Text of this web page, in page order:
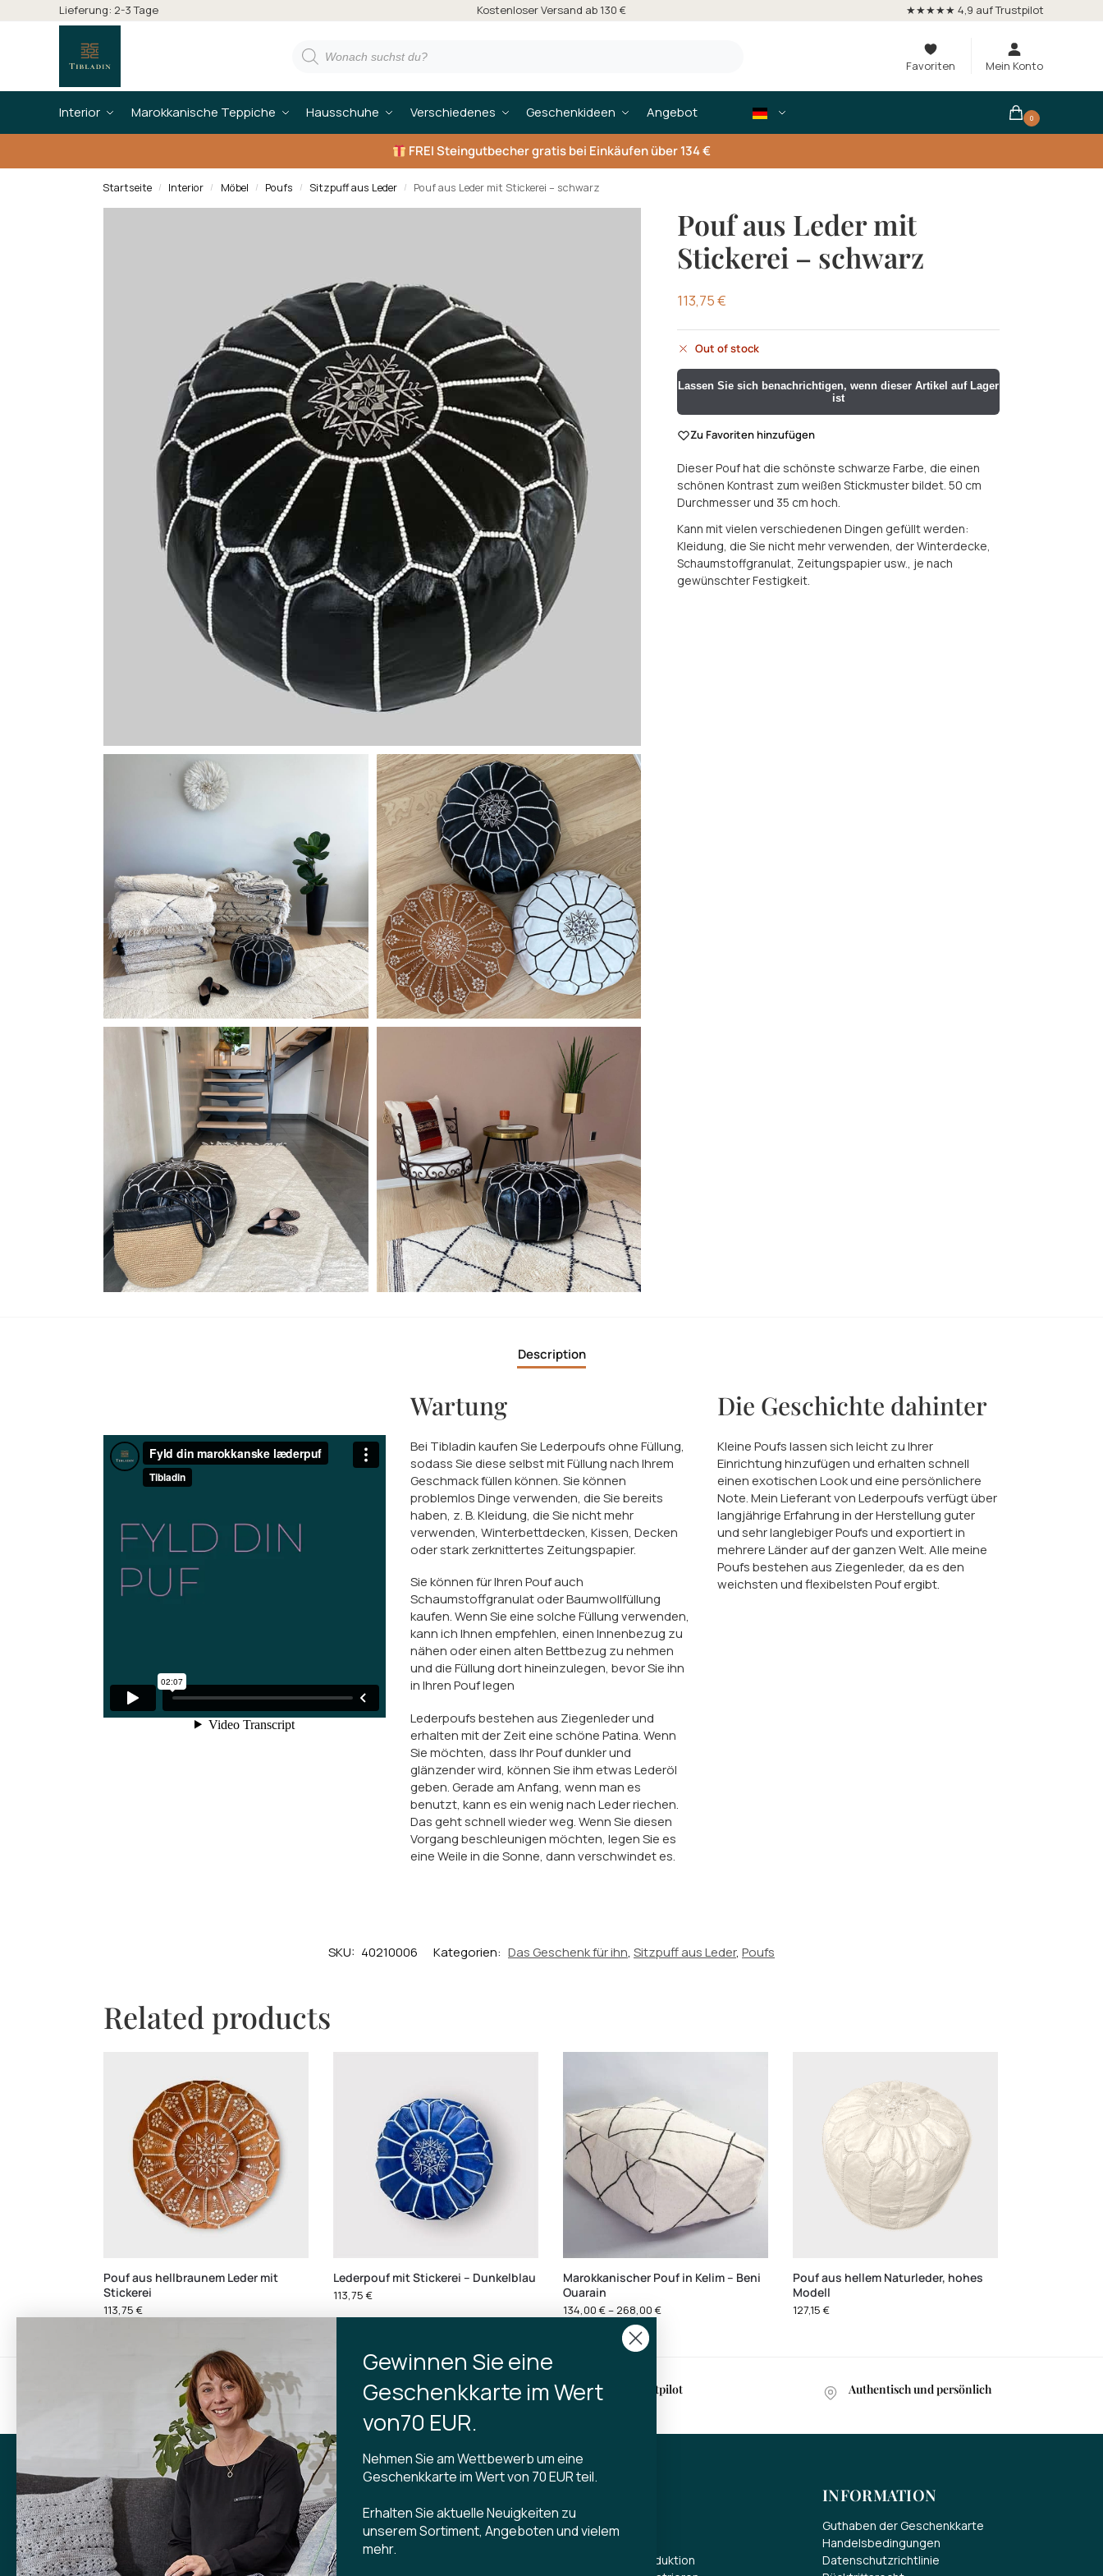
Lieferung: 2-3 Tage Kostenloser Versand ab 130 € ★★★★★ 4,9 auf Trustpilot
Favoriten Mein Konto
Interior Marokkanische Teppiche Hausschuhe Verschiedenes Geschenkideen Angebot 0
FREISteingutbecher gratis bei Einkäufen über 134 €
Startseite / Interior / Möbel / Poufs / Sitzpuff aus Leder / Pouf aus Leder mit Stickerei – schwarz
Pouf aus Leder mit
Stickerei – schwarz
113,75€
Out of stock
Lassen Sie sich benachrichtigen, wenn dieser Artikel auf Lager
ist
Zu Favoriten hinzufügen
Dieser Pouf hat die schönste schwarze Farbe, die einen
schönen Kontrast zum weißen Stickmuster bildet. 50 cm
Durchmesser und 35 cm hoch.
Kann mit vielen verschiedenen Dingen gefüllt werden:
Kleidung, die Sie nicht mehr verwenden, der Winterdecke,
Schaumstoffgranulat, Zeitungspapier usw., je nach
gewünschter Festigkeit.
Description
Wartung
Bei Tibladin kaufen Sie Lederpoufs ohne Füllung,
sodass Sie diese selbst mit Füllung nach Ihrem
Geschmack füllen können. Sie können
problemlos Dinge verwenden, die Sie bereits
haben, z. B. Kleidung, die Sie nicht mehr
verwenden, Winterbettdecken, Kissen, Decken
oder stark zerknittertes Zeitungspapier.
Sie können für Ihren Pouf auch
Schaumstoffgranulat oder Baumwollfüllung
kaufen. Wenn Sie eine solche Füllung verwenden,
kann ich Ihnen empfehlen, einen Innenbezug zu
nähen oder einen alten Bettbezug zu nehmen
und die Füllung dort hineinzulegen, bevor Sie ihn
in Ihren Pouf legen
Lederpoufs bestehen aus Ziegenleder und
erhalten mit der Zeit eine schöne Patina. Wenn
Sie möchten, dass Ihr Pouf dunkler und
glänzender wird, können Sie ihm etwas Lederöl
geben. Gerade am Anfang, wenn man es
benutzt, kann es ein wenig nach Leder riechen.
Das geht schnell wieder weg. Wenn Sie diesen
Vorgang beschleunigen möchten, legen Sie es
eine Weile in die Sonne, dann verschwindet es.
Die Geschichte dahinter
Kleine Poufs lassen sich leicht zu Ihrer
Einrichtung hinzufügen und erhalten schnell
einen exotischen Look und eine persönlichere
Note. Mein Lieferant von Lederpoufs verfügt über
langjährige Erfahrung in der Herstellung guter
und sehr langlebiger Poufs und exportiert in
mehrere Länder auf der ganzen Welt. Alle meine
Poufs bestehen aus Ziegenleder, da es den
weichsten und flexibelsten Pouf ergibt.
SKU: 40210006 Kategorien: Das Geschenk für ihn, Sitzpuff aus Leder, Poufs
Related products
Pouf aus hellbraunem Leder mit
Stickerei
113,75€
Lederpouf mit Stickerei – Dunkelblau
113,75€
Marokkanischer Pouf in Kelim – Beni
Ouarain
134,00€–268,00€
Pouf aus hellem Naturleder, hohes
Modell
127,15€
bei Einkäufen über 599 kr.
Lieferung 4,9 auf Trustpilot Authentisch und persönlich
KONTAKT
Tibladin
info@tibladin.dk
+45 3140 5500
Über Tibladin
Nachhaltige Produktion
INFORMATION
Guthaben der Geschenkkarte
Handelsbedingungen
Datenschutzrichtlinie
Gewinnen Sie eine
Geschenkkarte im Wert
von70 EUR.
Nehmen Sie am Wettbewerb um eine
Geschenkkarte im Wert von 70 EUR teil.
Erhalten Sie aktuelle Neuigkeiten zu
unserem Sortiment, Angeboten und vielem
mehr.